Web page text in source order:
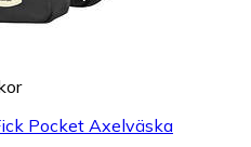
Pocket Axelväska